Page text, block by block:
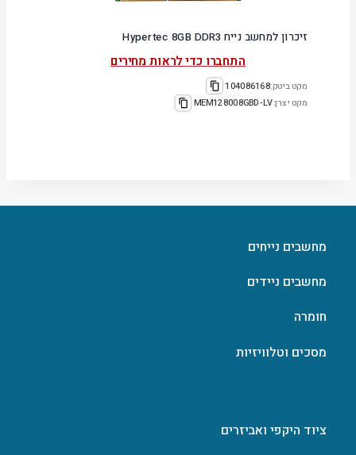
זיכרון למחשב נייח Hypertec 8GB DDR3
התחברו כדי לראות מחירים
מקט ביטק:104086168
מקט יצרן:MEM128008GBD-LV
מחשבים נייחים
מחשבים ניידים
חומרה
מסכים וטלוויזיות
ציוד היקפי ואביזרים